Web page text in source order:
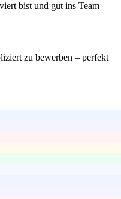
bist und gut ins Team
zu bewerben – perfekt